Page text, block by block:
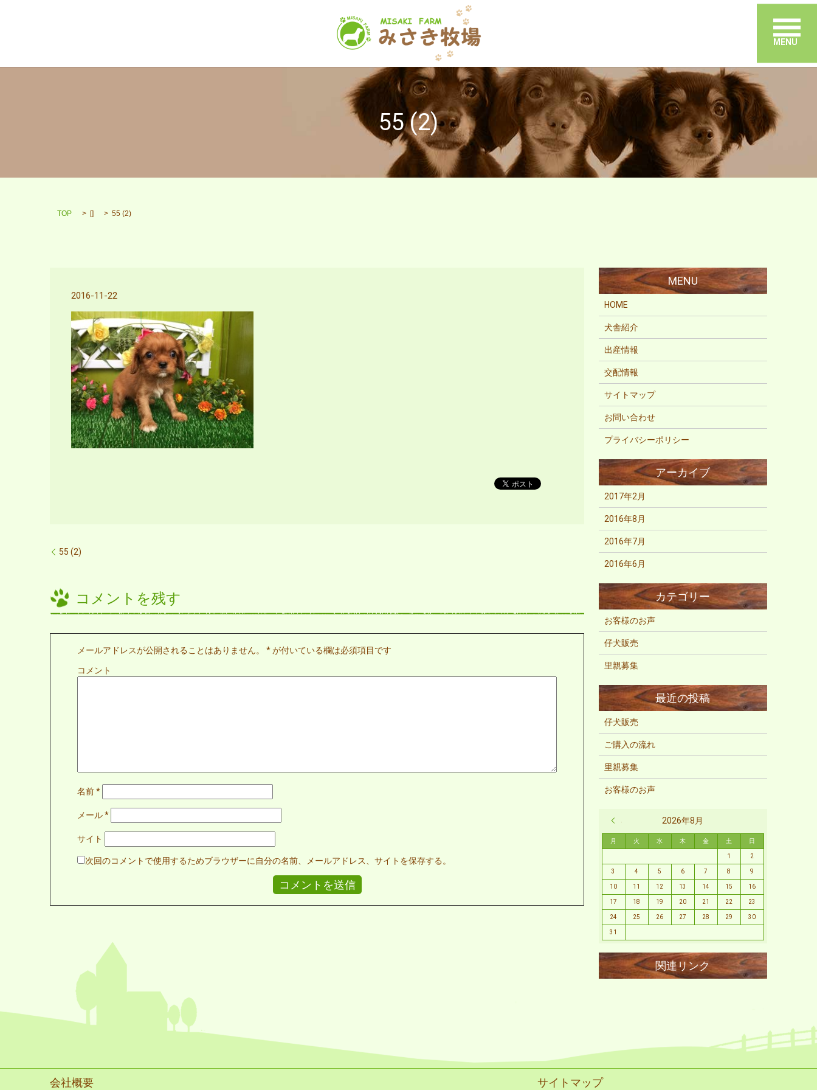
MENU
55 (2)
TOP [] 55 (2)
2016-11-22
55 (2)
コメントを残す
メールアドレスが公開されることはありません。 *が付いている欄は必須項目です
コメント
名前*
メール*
サイト
次回のコメントで使用するためブラウザーに自分の名前、メールアドレス、サイトを保存する。
HOME
犬舎紹介
出産情報
交配情報
サイトマップ
お問い合わせ
プライバシーポリシー
2017年2月
2016年8月
2016年7月
2016年6月
お客様のお声
仔犬販売
里親募集
仔犬販売
ご購入の流れ
里親募集
お客様のお声
2026年8月
月 火 水 木 金 土 日
1 2
3 4 5 6 7 8 9
10 11 12 13 14 15 16
17 18 19 20 21 22 23
24 25 26 27 28 29 30
31
会社概要 サイトマップ